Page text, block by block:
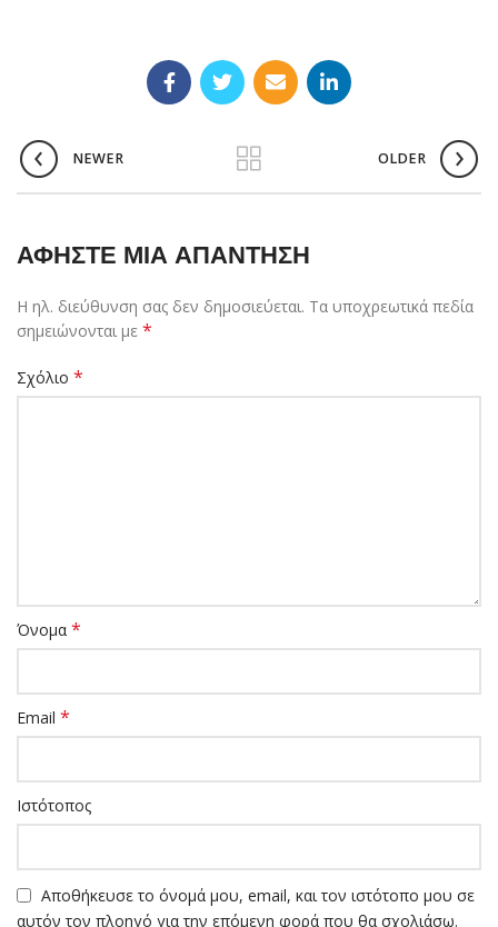
NEWER OLDER
ΑΦΉΣΤΕ ΜΙΑ ΑΠΆΝΤΗΣΗ
Η ηλ. διεύθυνση σας δεν δημοσιεύεται. Τα υποχρεωτικά πεδία
σημειώνονται με *
Σχόλιο *
Όνομα *
Email *
Ιστότοπος
Αποθήκευσε το όνομά μου, email, και τον ιστότοπο μου σε
αυτόν τον πλοηγό για την επόμενη φορά που θα σχολιάσω.